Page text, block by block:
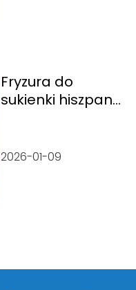
Fryzura do
sukienki hiszpanki
2026-01-09